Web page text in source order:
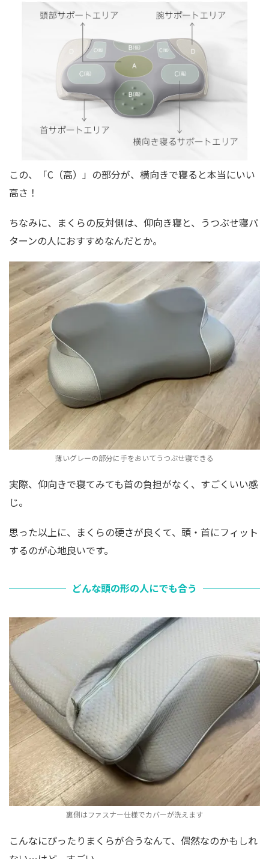
この、「C（高）」の部分が、横向きで寝ると本当にいい
高さ！
ちなみに、まくらの反対側は、仰向き寝と、うつぶせ寝パ
ターンの人におすすめなんだとか。
薄いグレーの部分に手をおいてうつぶせ寝できる
実際、仰向きで寝てみても首の負担がなく、すごくいい感
じ。
思った以上に、まくらの硬さが良くて、頭・首にフィット
するのが心地良いです。
どんな頭の形の人にでも合う
裏側はファスナー仕様でカバーが洗えます
こんなにぴったりまくらが合うなんて、偶然なのかもしれ